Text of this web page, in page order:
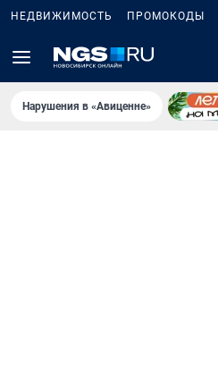
НЕДВИЖИМОСТЬ ПРОМОКОДЫ
Нарушения в «Авиценне»